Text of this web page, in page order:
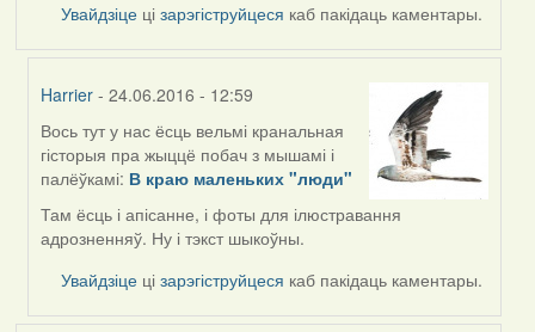
Увайдзіце цізарэгіструйцеся каб пакідаць каментары.
Harrier - 24.06.2016 - 12:59
In
reply
to
by
Жанна
Вось тут у нас ёсць вельмі кранальная
гісторыя пра жыццё побач з мышамі і
палёўкамі: В краю маленьких "люди"
Там ёсць і апісанне, і фоты для ілюстравання
адрозненняў. Ну і тэкст шыкоўны.
Увайдзіце цізарэгіструйцеся каб пакідаць каментары.